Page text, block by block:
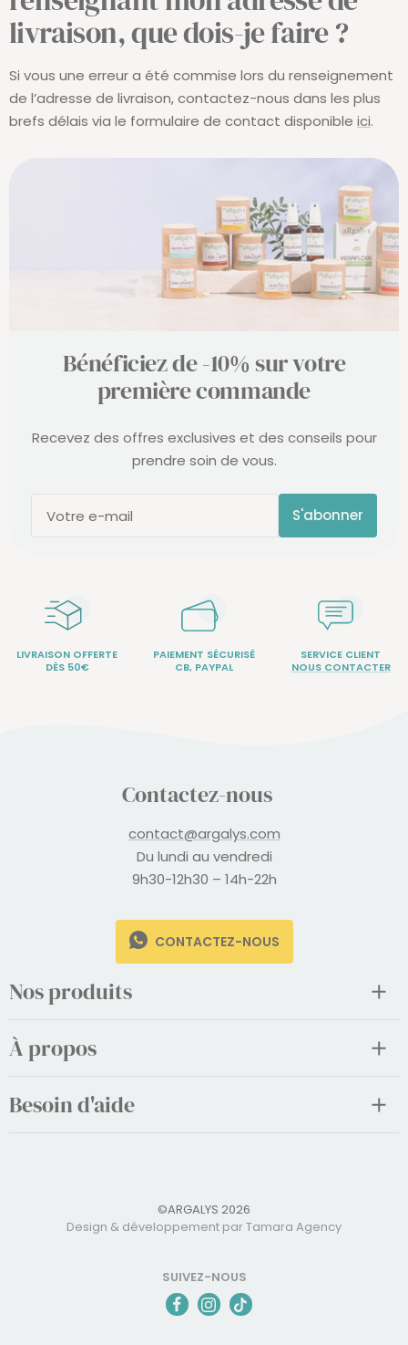
livraison, que dois-je faire ?
Si vous une erreur a été commise lors du renseignement
de l’adresse de livraison, contactez-nous dans les plus
brefs délais via le formulaire de contact disponible ici.
Bénéficiez de -10% sur votre
première commande
Recevez des offres exclusives et des conseils pour
prendre soin de vous.
Votre e-mail S'abonner
LIVRAISON OFFERTE
DÈS 50€
PAIEMENT SÉCURISÉ
CB, PAYPAL
SERVICE CLIENT
NOUS CONTACTER
Contactez-nous
contact@argalys.com
Du lundi au vendredi
9h30-12h30 – 14h-22h
CONTACTEZ-NOUS
Nos produits
À propos
Besoin d'aide
©ARGALYS 2026
Design & développement par Tamara Agency
SUIVEZ-NOUS